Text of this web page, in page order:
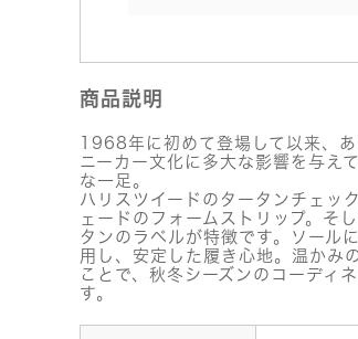
商品説明
1968年に初めて登場して以来、
ニーカー文化に多大な影響を与え
な一足。
ハリスツイードのタータンチェッ
ェードのフォームストリップ。そ
タンのラベルが特徴です。ソール
用し、安定した履き心地。温かみ
ことで、秋冬シーズンのコーディ
す。